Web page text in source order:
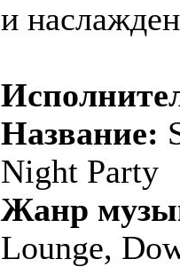
и
Название:
Night Party
Жанр
Lounge,